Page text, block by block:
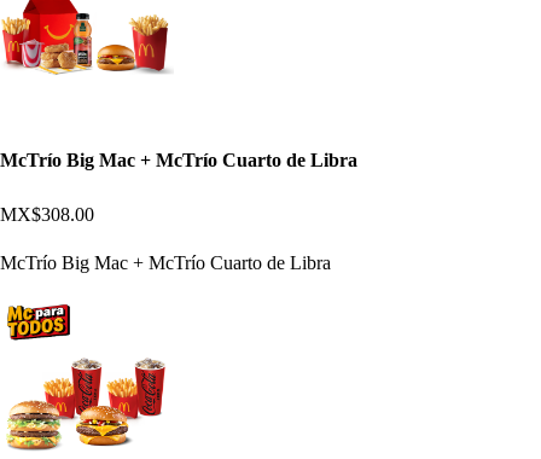
McTrío Big Mac + McTrío Cuarto de Libra
MX$308.00
McTrío Big Mac + McTrío Cuarto de Libra